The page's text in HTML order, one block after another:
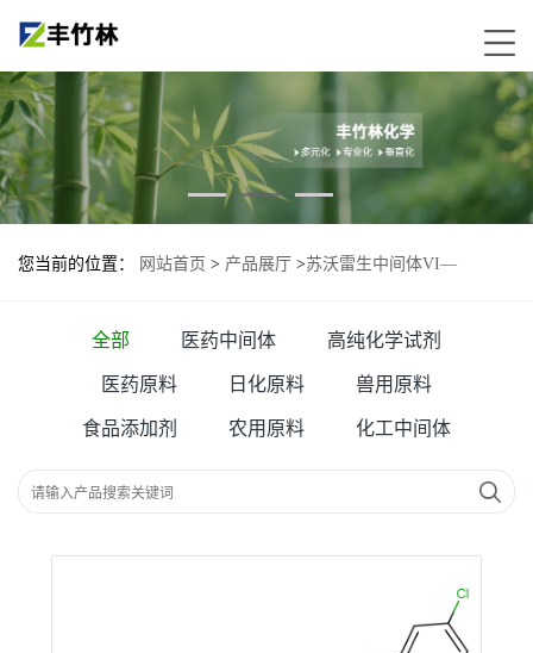
您当前的位置： 网站首页 > 产品展厅 >苏沃雷生中间体VI—
全部 医药中间体 高纯化学试剂
医药原料 日化原料 兽用原料
食品添加剂 农用原料 化工中间体